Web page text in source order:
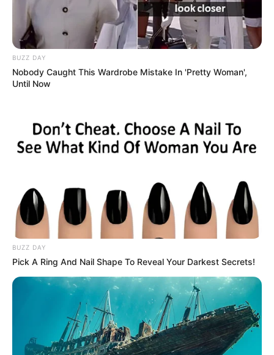
BUZZ DAY
Nobody Caught This Wardrobe Mistake In 'Pretty Woman',
Until Now
BUZZ DAY
Pick A Ring And Nail Shape To Reveal Your Darkest Secrets!